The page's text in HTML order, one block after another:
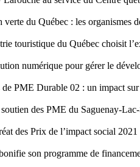
du Québec : les organismes
touristique du Québec choisit
numérique pour gérer le
PME Durable 02 : un impact
des PME du Saguenay-
des Prix de l’impact social 2021
son programme de